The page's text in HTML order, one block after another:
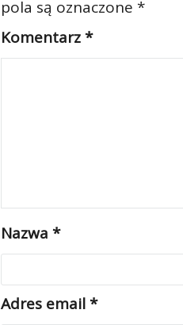
pola są oznaczone *
Komentarz*
Nazwa *
Adres email*